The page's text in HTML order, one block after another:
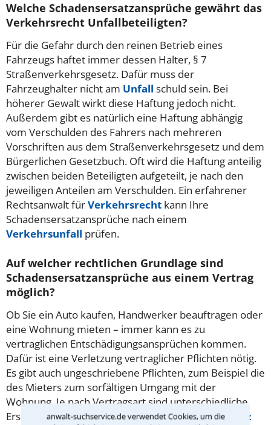
anwalt-suchservice.de verwendet Cookies, um die
Welche Schadensersatzansprüche gewährt das
Verkehrsrecht Unfallbeteiligten?
Für die Gefahr durch den reinen Betrieb eines
Fahrzeugs haftet immer dessen Halter, § 7
Straßenverkehrsgesetz. Dafür muss der
Fahrzeughalter nicht am Unfall schuld sein. Bei
höherer Gewalt wirkt diese Haftung jedoch nicht.
Außerdem gibt es natürlich eine Haftung abhängig
vom Verschulden des Fahrers nach mehreren
Vorschriften aus dem Straßenverkehrsgesetz und dem
Bürgerlichen Gesetzbuch. Oft wird die Haftung anteilig
zwischen beiden Beteiligten aufgeteilt, je nach den
jeweiligen Anteilen am Verschulden. Ein erfahrener
Rechtsanwalt fürVerkehrsrecht kann Ihre
Schadensersatzansprüche nach einem
Verkehrsunfall prüfen.
Auf welcher rechtlichen Grundlage sind
Schadensersatzansprüche aus einem Vertrag
möglich?
Ob Sie ein Auto kaufen, Handwerker beauftragen oder
eine Wohnung mieten – immer kann es zu
vertraglichen Entschädigungsansprüchen kommen.
Dafür ist eine Verletzung vertraglicher Pflichten nötig.
Es gibt auch ungeschriebene Pflichten, zum Beispiel die
des Mieters zum sorfältigen Umgang mit der
Wohnung. Je nach Vertragsart sind unterschiedliche
Ersatzansprüche möglich, etwa derSchadensersatz